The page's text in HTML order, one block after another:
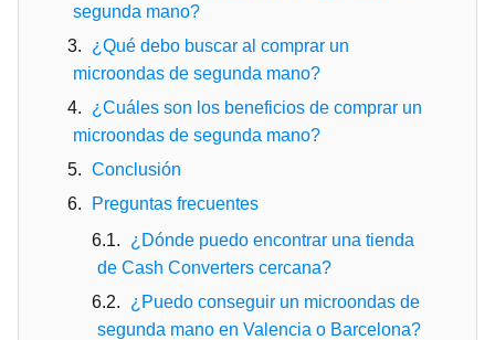
segunda mano?
¿Qué debo buscar al comprar un
microondas de segunda mano?
¿Cuáles son los beneficios de comprar un
microondas de segunda mano?
Conclusión
Preguntas frecuentes
¿Dónde puedo encontrar una tienda
de Cash Converters cercana?
¿Puedo conseguir un microondas de
segunda mano en Valencia o Barcelona?